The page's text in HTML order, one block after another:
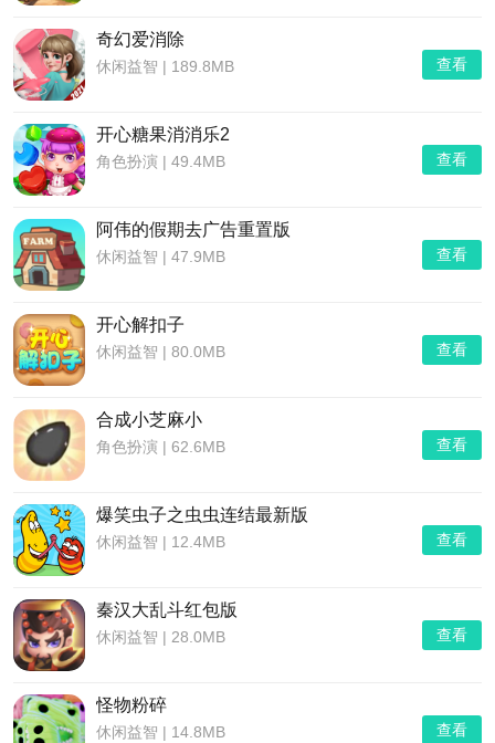
奇幻爱消除
休闲益智 | 189.8MB 查看
开心糖果消消乐2
角色扮演 | 49.4MB 查看
阿伟的假期去广告重置版
休闲益智 | 47.9MB 查看
开心解扣子
休闲益智 | 80.0MB 查看
合成小芝麻小
角色扮演 | 62.6MB 查看
爆笑虫子之虫虫连结最新版
休闲益智 | 12.4MB 查看
秦汉大乱斗红包版
休闲益智 | 28.0MB 查看
怪物粉碎
休闲益智 | 14.8MB 查看